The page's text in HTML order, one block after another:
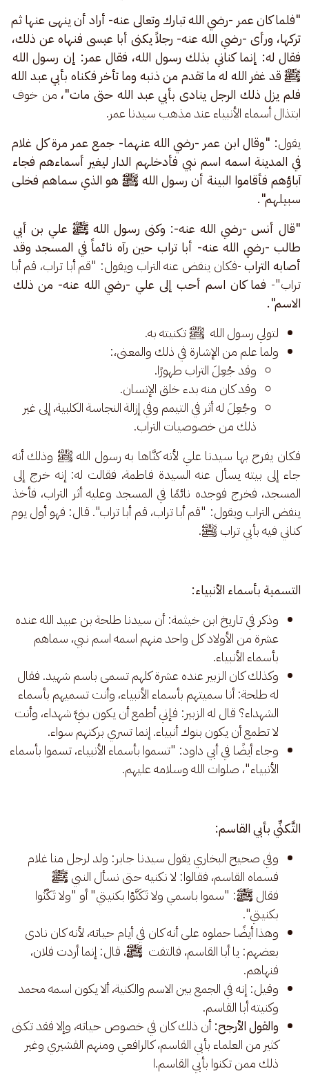
"فلما كان عمر -رضي الله تبارك وتعالى عنه- أراد أن ينهى عنها ثم
تركها، ورأى -رضي الله عنه- رجلاً يكنى أبا عیسی فنهاه عن ذلك،
فقال له: إنما كناني بذلك رسول الله، فقال عمر: إن رسول الله
ﷺ قد غفر الله له ما تقدم من ذنبه وما تأخر فكناه بأبي عبد الله
فلم يزل ذلك الرجل ينادى بأبي عبد الله حتى مات"، من خوف
ابتذال أسماء الأنبياء عند مذهب سيدنا عمر.
يقول : "وقال ابن عمر -رضي الله عنهما- جمع عمر مرة كل غلام
في المدينة اسمه اسم نبي فأدخلهم الدار ليغير أسماءهم فجاء
آباؤهم فأقاموا البينة أن رسول الله ﷺ هو الذي سماهم فخلى
سبيلهم".
"قال أنس -رضي الله عنه-: وکنى رسول الله ﷺ علي بن أبي
طالب -رضي الله عنه- أبا تراب حين رآه نائماً في المسجد وقد
أصابه التراب -فكان ينفض عنه التراب ويقول: "قم أبا تراب، قم أبا
تراب"- فما كان اسم أحب إلى علي -رضي الله عنه- من ذلك
الاسم".
لتولي رسول الله ﷺ تكنيته به.
ولما علم من الإشارة في ذلك والمعنى،:
وقد جُعِلَ التراب طهورًا.
وقد كان منه بدء خلق الإنسان.
وجُعِلَ له أثر في التيمم وفي إزالة النجاسة الكلبية، إلى غير
ذلك من خصوصيات التراب.
فكان يفرح بها سيدنا علي لأنه كنَّاها به رسول الله ﷺ وذلك أنه
جاء إلى بيته يسأل عنه السيدة فاطمة، فقالت له: إنه خرج إلى
المسجد، فخرج فوجده نائمًا في المسجد وعليه أثر التراب، فأخذ
ينفض التراب ويقول: "قم أبا تراب، قم أبا تراب". قال: فهو أول يوم
كناني فيه بأبي تراب ﷺ.
التسمية بأسماء الأنبياء:
وذكر في تاريخ ابن خيثمة: أن سيدنا طلحة بن عبيد الله عنده
عشرة من الأولاد كل واحد منهم اسمه اسم نبي، سماهم
بأسماء الأنبياء.
وكذلك كان الزبير عنده عشرة كلهم تسمى باسم شهيد. فقال
له طلحة: أنا سميتهم بأسماء الأنبياء، وأنت تسميهم بأسماء
الشهداء؟ قال له الزبير: فإني أطمع أن يكون بنيَّ شهداء، وأنت
لا تطمع أن يكون بنوك أنبياء. إنما تسري بركتهم سواء.
وجاء أيضًا في أبي داود: "تسموا بأسماء الأنبياء، تسموا بأسماء
الأنبياء"، صلوات الله وسلامه عليهم.
التَّكنِّي بأبي القاسم:
وفي صحيح البخاري يقول سيدنا جابر: ولد لرجل منا غلام
فسماه القاسم، فقالوا: لا نكنيه حتى نسأل النبي ﷺ
فقال ﷺ: "سموا باسمي ولا تَكَنَّوْا بكنيتي" أو "ولا تَكْنُوا
بكنيتي".
وهذا أيضًا حملوه على أنه كان في أيام حياته، لأنه كان نادى
بعضهم: يا أبا القاسم، فالتفت ﷺ، قال: إنما أردت فلان،
فنهاهم.
وقيل: إنه في الجمع بين الاسم والكنية، ألا يكون اسمه محمد
وكنيته أبا القاسم.
والقول الأرجح:أن ذلك كان في خصوص حياته، وإلا فقد تكنى
كثير من العلماء بأبي القاسم، كالرافعي ومنهم القشيري وغير
ذلك ممن تكنوا بأبي القاسم.ا